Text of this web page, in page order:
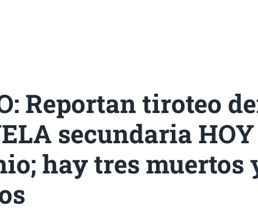
Reportan tiroteo
secundaria
hay tres muertos